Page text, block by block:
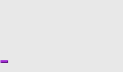
Search